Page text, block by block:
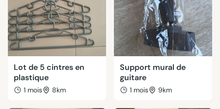
Lot de 5 cintres en
plastique
1 mois 8km
Support mural de
guitare
1 mois 9km